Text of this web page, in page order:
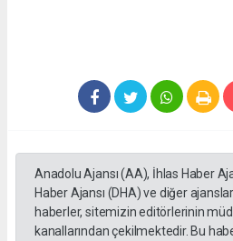
Anadolu Ajansı (AA), İhlas Haber
Haber Ajansı (DHA) ve diğer
haberler, sitemizin editörlerinin
kanallarından çekilmektedir. Bu